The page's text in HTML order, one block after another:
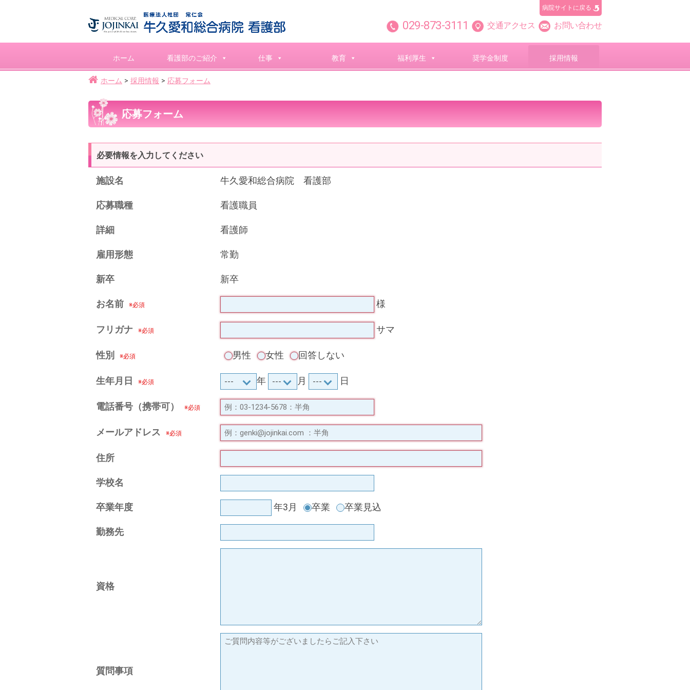
病院サイトに戻る
029-873-3111 交通アクセス お問い合わせ
ホーム 看護部のご紹介 仕事 教育 福利厚生 奨学金制度 採用情報
ホーム 採用情報 応募フォーム
応募フォーム
必要情報を入力してください
施設名 牛久愛和総合病院 看護部
応募職種 看護職員
詳細 看護師
雇用形態 常勤
新卒 新卒
お名前 様
フリガナ サマ
性別 男性 女性 回答しない
生年月日 年 月 日
電話番号（携帯可）
メールアドレス
住所
学校名
卒業年度 年3月 卒業 卒業見込
勤務先
資格
質問事項